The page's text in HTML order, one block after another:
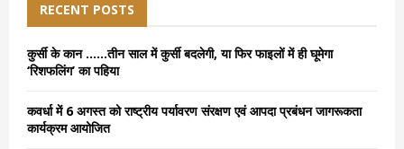
f
o
r
RECENT POSTS
कुर्सी के कान ……तीन साल में कुर्सी बदलेगी, या फिर फाइलों में ही घूमेगा
‘रिशफलिंग’ का पहिया
कवर्धा में 6 अगस्त को राष्ट्रीय पर्यावरण संरक्षण एवं आपदा प्रबंधन जागरूकता
कार्यक्रम आयोजित